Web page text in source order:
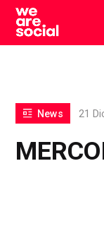
Skip
content
News 21